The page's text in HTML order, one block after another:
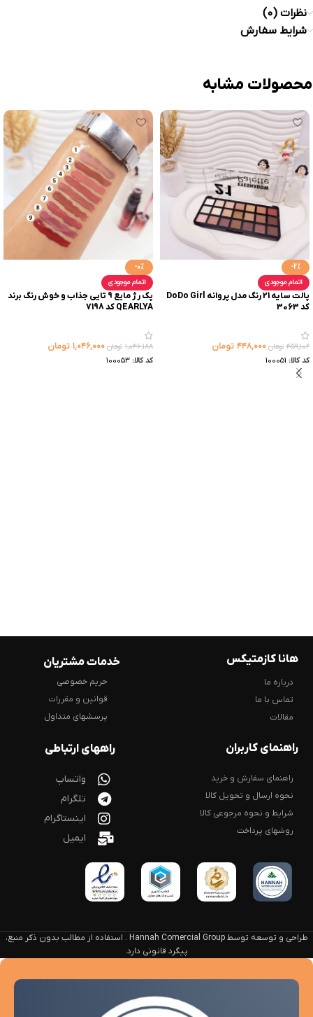
نظرات (0)
شرایط سفارش
محصولات مشابه
-2%
اتمام موجودی
پالت سایه 21 رنگ مدل پروانه DoDo Girl
کد 3063
۴۵۹,۱۰۲ تومان ۴۴۸,۰۰۰ تومان
کد کالا: 100051
-0%
اتمام موجودی
پک رژ مایع 9 تایی جذاب و خوش رنگ برند
QEARLYA کد 7198
۱,۰۴۶,۱۸۸ تومان ۱,۰۴۶,۰۰۰ تومان
کد کالا: 100053
هانا کازمتیکس
درباره ما
تماس با ما
مقالات
خدمات مشتریان
حریم خصوصی
قوانین و مقررات
پرسشهای متداول
راهنمای کاربران
راهنمای سفارش و خرید
نحوه ارسال و تحویل کالا
شرایط و نحوه مرجوعی کالا
روشهای پرداخت
راههای ارتباطی
واتساپ
تلگرام
اینستاگرام
ایمیل
طراحی و توسعه توسط Hannah Comercial Group . استفاده از مطالب بدون ذکر منبع،
پیگرد قانونی دارد.